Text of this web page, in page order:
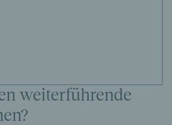
weiterführende